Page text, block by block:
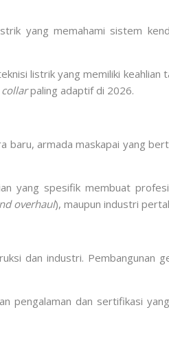
yang memahami sistem
listrik yang memiliki keahlian
paling adaptif di 2026.
baru, armada maskapai yang
yang spesifik membuat
overhaul), maupun industri
dan industri. Pembangunan
pengalaman dan sertifikasi